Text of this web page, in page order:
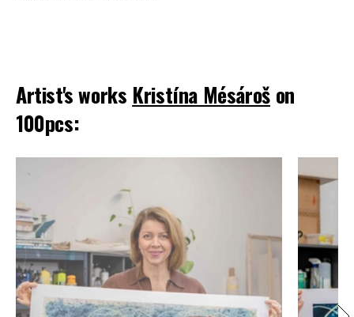
Artist's works Kristína Mésárošon
100pcs: